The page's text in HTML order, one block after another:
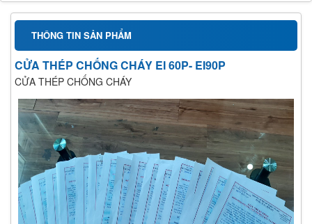
THÔNG TIN SẢN PHẨM
CỬA THÉP CHỐNG CHÁY EI 60P- EI90P
CỬA THÉP CHỐNG CHÁY